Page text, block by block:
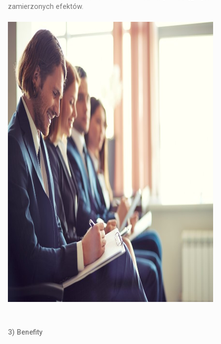
zamierzonych efektów.
3) Benefity